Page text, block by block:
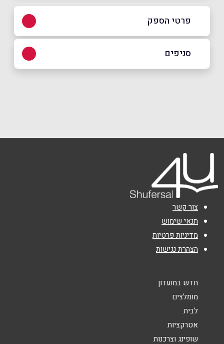
פרטי הספק
באתר
טלפון
אימייל*
נושא*
אנא חזרו אלי בקשר ל...
סניפים
צור קשר
תנאי שימוש
מדיניות פרטיות
הצהרת נגישות
חדש במועדון
מומלצים
לבית
אטרקציות
שופינג וצרכנות